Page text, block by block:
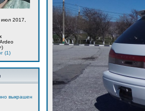
2017,
(1)
выкрашен